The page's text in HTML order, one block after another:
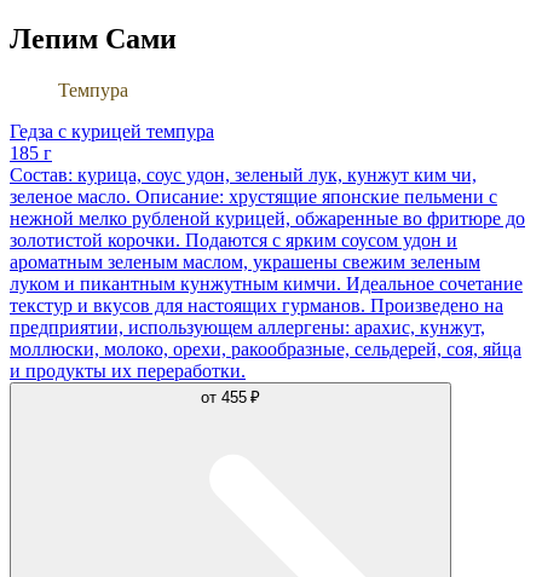
Лепим Сами
Темпура
Гедза с курицей темпура
185 г
Состав: курица, соус удон, зеленый лук, кунжут ким чи,
зеленое масло. Описание: хрустящие японские пельмени с
нежной мелко рубленой курицей, обжаренные во фритюре до
золотистой корочки. Подаются с ярким соусом удон и
ароматным зеленым маслом, украшены свежим зеленым
луком и пикантным кунжутным кимчи. Идеальное сочетание
текстур и вкусов для настоящих гурманов. Произведено на
предприятии, использующем аллергены: арахис, кунжут,
моллюски, молоко, орехи, ракообразные, сельдерей, соя, яйца
и продукты их переработки.
от 455 ₽